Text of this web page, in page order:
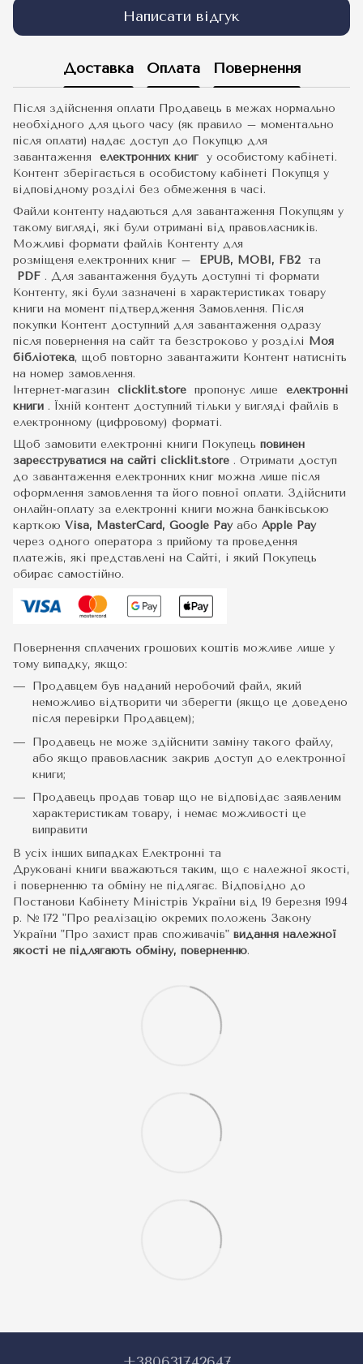
Написати відгук
Доставка Оплата Повернення
Після здійснення оплати Продавець в межах нормально
необхідного для цього часу (як правило – моментально
після оплати) надає доступ до Покупцю для
завантаження електронних книг у особистому кабінеті.
Контент зберігається в особистому кабінеті Покупця у
відповідному розділі без обмеження в часі.
Файли контенту надаються для завантаження Покупцям у
такому вигляді, які були отримані від правовласників.
Можливі формати файлів Контенту для
розміщеня електронних книг –
EPUB, MOBI, FB2 та
PDF . Для завантаження будуть доступні ті формати
Контенту, які були зазначені в характеристиках товару
книги на момент підтвердження Замовлення. Після
покупки Контент доступний для завантаження одразу
після повернення на сайт та безстроково у розділі Моя
бібліотека, щоб повторно завантажити Контент натисніть
на номер замовлення.
Інтернет-магазин clicklit.store пропонує лише електронні
книги . Їхній контент доступний тільки у вигляді файлів в
електронному (цифровому) форматі.
Щоб замовити електронні книги Покупець повинен
зареєструватися на сайті clicklit.store . Отримати доступ
до завантаження електронних книг можна лише після
оформлення замовлення та його повної оплати. Здійснити
онлайн-оплату за електронні книги можна банківською
карткою Visa, MasterCard, Google Pay або Apple Pay
через одного оператора з прийому та проведення
платежів, які представлені на Сайті, і який Покупець
обирає самостійно.
Повернення сплачених грошових коштів можливе лише у
тому випадку, якщо:
Продавцем був наданий неробочий файл, який
неможливо відтворити чи зберегти (якщо це доведено
після перевірки Продавцем);
Продавець не може здійснити заміну такого файлу,
або якщо правовласник закрив доступ до електронної
книги;
Продавець продав товар що не відповідає заявленим
характеристикам товару, і немає можливості це
виправити
В усіх інших випадках Електронні та
Друковані книги вважаються таким, що є належної якості,
і поверненню та обміну не підлягає. Відповідно до
Постанови Кабінету Міністрів України від 19 березня 1994
р. № 172 "Про реалізацію окремих положень Закону
України "Про захист прав споживачів" видання належної
якості не підлягають обміну, поверненню.